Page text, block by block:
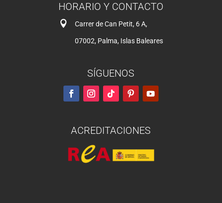
HORARIO Y CONTACTO
 Carrer de Can Petit, 6 A,
07002, Palma, Islas Baleares
SÍGUENOS
ACREDITACIONES